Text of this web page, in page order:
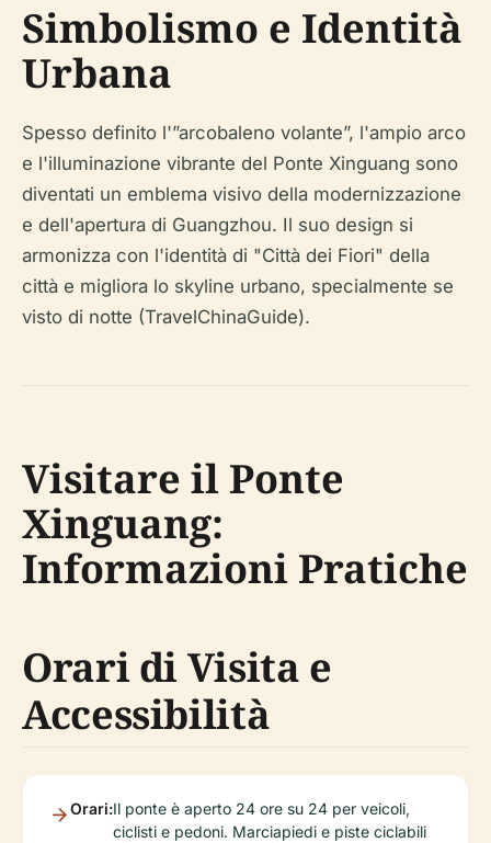
Simbolismo e Identità
Urbana
Spesso definito l'”arcobaleno volante”, l'ampio arco
e l'illuminazione vibrante del Ponte Xinguang sono
diventati un emblema visivo della modernizzazione
e dell'apertura di Guangzhou. Il suo design si
armonizza con l'identità di "Città dei Fiori" della
città e migliora lo skyline urbano, specialmente se
visto di notte (TravelChinaGuide).
Visitare il Ponte
Xinguang:
Informazioni Pratiche
Orari di Visita e
Accessibilità
Orari:Il ponte è aperto 24 ore su 24 per veicoli,
ciclisti e pedoni. Marciapiedi e piste ciclabili